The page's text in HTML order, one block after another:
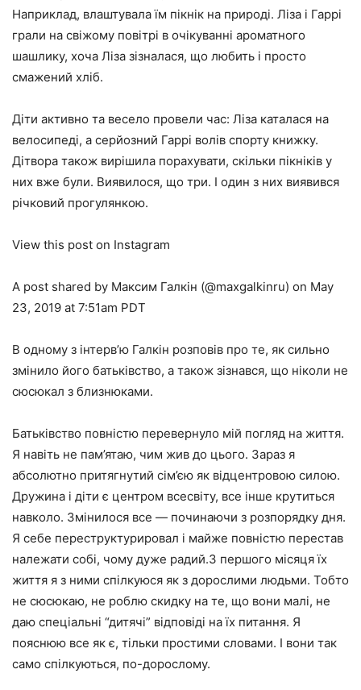
Наприклад, влаштувала їм пікнік на природі. Ліза і Гаррі
грали на свіжому повітрі в очікуванні ароматного
шашлику, хоча Ліза зізналася, що любить і просто
смажений хліб.
Діти активно та весело провели час: Ліза каталася на
велосипеді, а серйозний Гаррі волів спорту книжку.
Дітвора також вирішила порахувати, скільки пікніків у
них вже були. Виявилося, що три. І один з них виявився
річковий прогулянкою.
View this post on Instagram
A post shared by Максим Галкін (@maxgalkinru) on May
23, 2019 at 7:51am PDT
В одному з інтерв’ю Галкін розповів про те, як сильно
змінило його батьківство, а також зізнався, що ніколи не
сюсюкал з близнюками.
Батьківство повністю перевернуло мій погляд на життя.
Я навіть не пам’ятаю, чим жив до цього. Зараз я
абсолютно притягнутий сім’єю як відцентровою силою.
Дружина і діти є центром всесвіту, все інше крутиться
навколо. Змінилося все — починаючи з розпорядку дня.
Я себе переструктурировал і майже повністю перестав
належати собі, чому дуже радий.З першого місяця їх
життя я з ними спілкуюся як з дорослими людьми. Тобто
не сюсюкаю, не роблю скидку на те, що вони малі, не
даю спеціальні “дитячі” відповіді на їх питання. Я
пояснюю все як є, тільки простими словами. І вони так
само спілкуються, по-дорослому.